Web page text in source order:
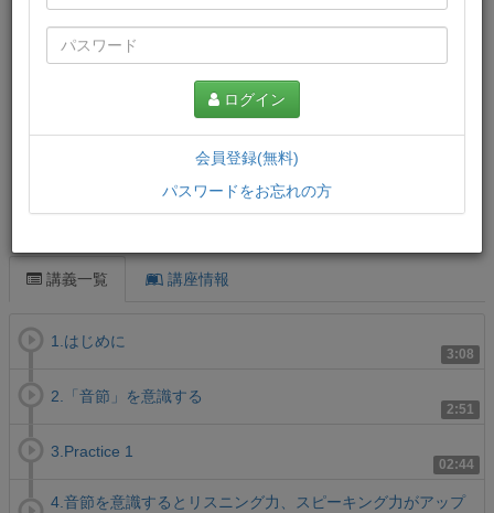
講義一覧 講座情報
3:08
1.はじめに
2:51
2.「音節」を意識する
02:44
3.Practice 1
4.音節を意識するとリスニング力、スピーキング力がアップ
ログイン
会員登録(無料)
パスワードをお忘れの方